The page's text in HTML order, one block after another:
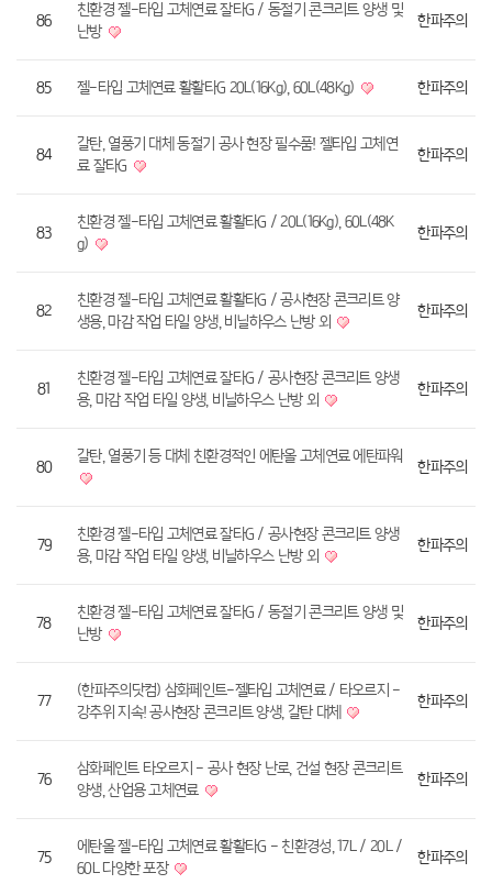
86
친환경 젤-타입 고체연료 잘타G / 동절기 콘크리트 양생 및
난방
한파주의
85 젤-타입 고체연료 활활타G 20L(16Kg), 60L(48Kg) 한파주의
84
갈탄, 열풍기 대체 동절기 공사 현장 필수품! 젤타입 고체연
료 잘타G
한파주의
83
친환경 젤-타입 고체연료 활활타G / 20L(16Kg), 60L(48K
g)
한파주의
82
친환경 젤-타입 고체연료 활활타G / 공사현장 콘크리트 양
생용, 마감 작업 타일 양생, 비닐하우스 난방 외
한파주의
81
친환경 젤-타입 고체연료 잘타G / 공사현장 콘크리트 양생
용, 마감 작업 타일 양생, 비닐하우스 난방 외
한파주의
80
갈탄, 열풍기 등 대체 친환경적인 에탄올 고체연료 에탄파워
한파주의
79
친환경 젤-타입 고체연료 잘타G / 공사현장 콘크리트 양생
용, 마감 작업 타일 양생, 비닐하우스 난방 외
한파주의
78
친환경 젤-타입 고체연료 잘타G / 동절기 콘크리트 양생 및
난방
한파주의
77
(한파주의닷컴) 삼화페인트-젤타입 고체연료 / 타오르지 -
강추위 지속! 공사현장 콘크리트 양생, 갈탄 대체
한파주의
76
삼화페인트 타오르지 - 공사 현장 난로, 건설 현장 콘크리트
양생, 산업용 고체연료
한파주의
75
에탄올 젤-타입 고체연료 활활타G - 친환경성, 17L / 20L /
60L 다양한 포장
한파주의